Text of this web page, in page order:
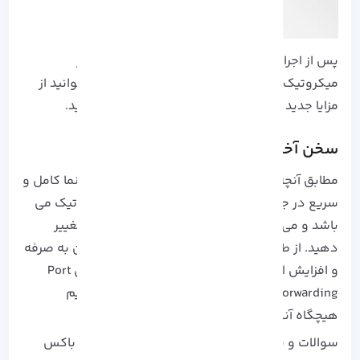
پس از اجرا مراحل بالا، عملیات Port Forwarding در
میکروتیک به درستی به پایان رسیده است و می توانید از
مزایا جدید ایجاد شده در سیستم تان استفاده کنید.
سخن آخر
مطابق آنچه که مشاهده کردید این مقاله یک راهنما کامل و
سریع در جهت تسلط پورت فورواردینگ در میکروتیک می
باشد و می توانید به راحتی مسیر ترافیک داده را تغییر
دهید. از طرفی دسترسی آسان، هزینه های مقرون به صرفه
و افزایش امنیت شبکه، از مزایا بی نظیر بهره مندی Port
Forwarding در میکروتیک است که توصیه می کنیم
هیچگاه آنها را از دست ندهید.
سوالات و پیشنهاداتی که در نظر دارید را از طریق باکس